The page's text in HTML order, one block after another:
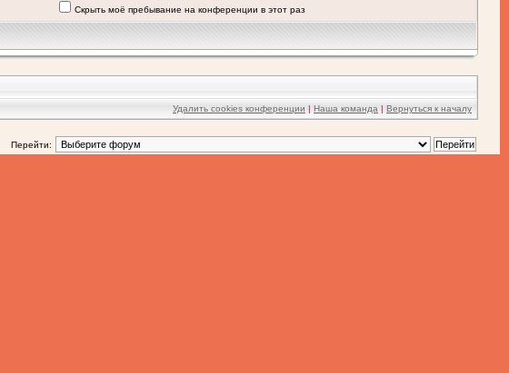
Скрыть моё пребывание на конференции в этот раз
Удалить cookies конференции | Наша команда | Вернуться к началу
Перейти: